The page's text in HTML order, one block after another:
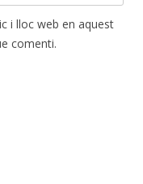
i lloc web en aquest
comenti.